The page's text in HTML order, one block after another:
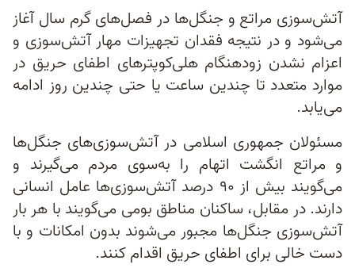
آتش‌سوزی مراتع و جنگل‌ها در فصل‌های گرم سال آغاز
می‌شود و در نتیجه فقدان تجهیزات مهار آتش‌سوزی و
اعزام نشدن زودهنگام هلی‌کوپترهای اطفای حریق در
موارد متعدد تا چندین ساعت یا حتی چندین روز ادامه
می‌یابد.
مسئولان جمهوری اسلامی در آتش‌سوزی‌های جنگل‌ها
و مراتع انگشت اتهام را به‌سوی مردم می‌گیرند و
می‌گویند بیش از ۹۰ درصد آتش‌سوزی‌ها عامل انسانی
دارند. در مقابل، ساکنان مناطق بومی می‌گویند با هر بار
آتش‌سوزی جنگل‌ها مجبور می‌شوند بدون امکانات و با
دست خالی برای اطفای حریق اقدام کنند.